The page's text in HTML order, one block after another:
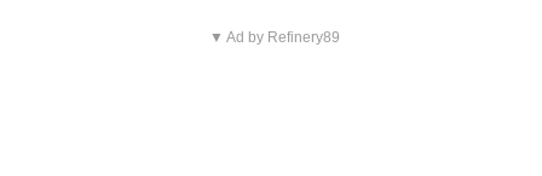
▼ Ad by Refinery89